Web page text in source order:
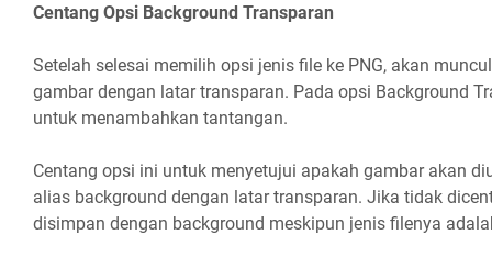
Centang Opsi Background Transparan
Setelah selesai memilih opsi jenis file ke PNG, akan
gambar dengan latar transparan. Pada opsi Background
untuk menambahkan tantangan.
Centang opsi ini untuk menyetujui apakah gambar akan
alias background dengan latar transparan. Jika tidak
disimpan dengan background meskipun jenis filenya